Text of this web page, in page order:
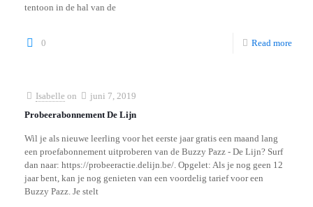
tentoon in de hal van de
0 Read more
Isabelle on
juni 7, 2019
Probeerabonnement De Lijn
Wil je als nieuwe leerling voor het eerste jaar gratis een maand lang
een proefabonnement uitproberen van de Buzzy Pazz - De Lijn? Surf
dan naar: https://probeeractie.delijn.be/. Opgelet: Als je nog geen 12
jaar bent, kan je nog genieten van een voordelig tarief voor een
Buzzy Pazz. Je stelt